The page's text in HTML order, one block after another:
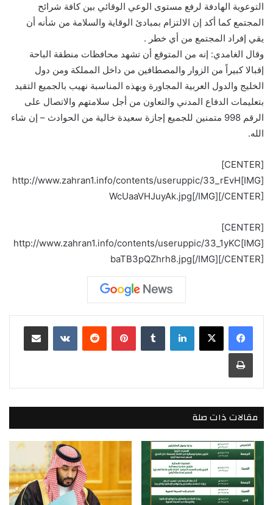
التوعوية الهادفة لرفع مستوى الوعي الوقائي بين كافة شرائح
المجتمع كما أكد إن الالتزام بمبادئ الوقاية والسلامة من شأنه أن
يقي إفراد المجتمع من أي خطر .
وقال الغامدي: إنه من المتوقع أن تشهد محافظات منطقة الباحة
إقبالا كبيراً من الزوار والمصطافين من داخل المملكة ومن دول
الخليج والدول العربية المجاورة وبهذه المناسبة نهيب بالجميع التقيد
بتعليمات الدفاع المدني والتعاون من أجل سلامتهم والاتصال على
الرقم 998 متمنين للجميع إجازة سعيدة خالية من الحوادث – إن شاء
الله.
[CENTER]
[IMG]http://www.zahran1.info/contents/useruppic/33_rEvH
WcUaaVHJuyAk.jpg[/IMG][/CENTER]
[CENTER]
[IMG]http://www.zahran1.info/contents/useruppic/33_1yKC
baTB3pQZhrh8.jpg[/IMG][/CENTER]
لينكدإن بينتيريست مشاركة عبر البريد
طباعة
مقالات ذات صلة